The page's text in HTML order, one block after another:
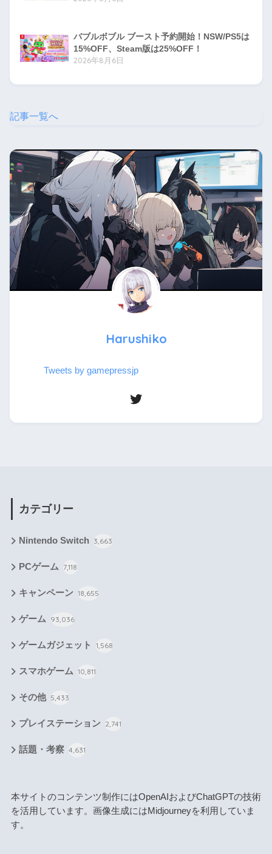
バブルボブル ブースト予約開始！NSW/PS5は
15%OFF、Steam版は25%OFF！
2026年8月6日
記事一覧へ
Harushiko
Tweets by gamepressjp
カテゴリー
Nintendo Switch 3,663
PCゲーム 7,118
キャンペーン 18,655
ゲーム 93,036
ゲームガジェット 1,568
スマホゲーム 10,811
その他 5,433
プレイステーション 2,741
話題・考察 4,631
本サイトのコンテンツ制作にはOpenAIおよびChatGPTの技術
を活用しています。画像生成にはMidjourneyを利用していま
す。